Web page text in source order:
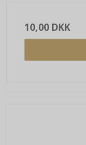
10,00 DKK